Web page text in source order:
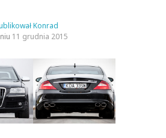
Konrad
11 grudnia 2015